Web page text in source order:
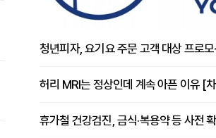
청년피자, 요기요 주문 고객 대상 프로모